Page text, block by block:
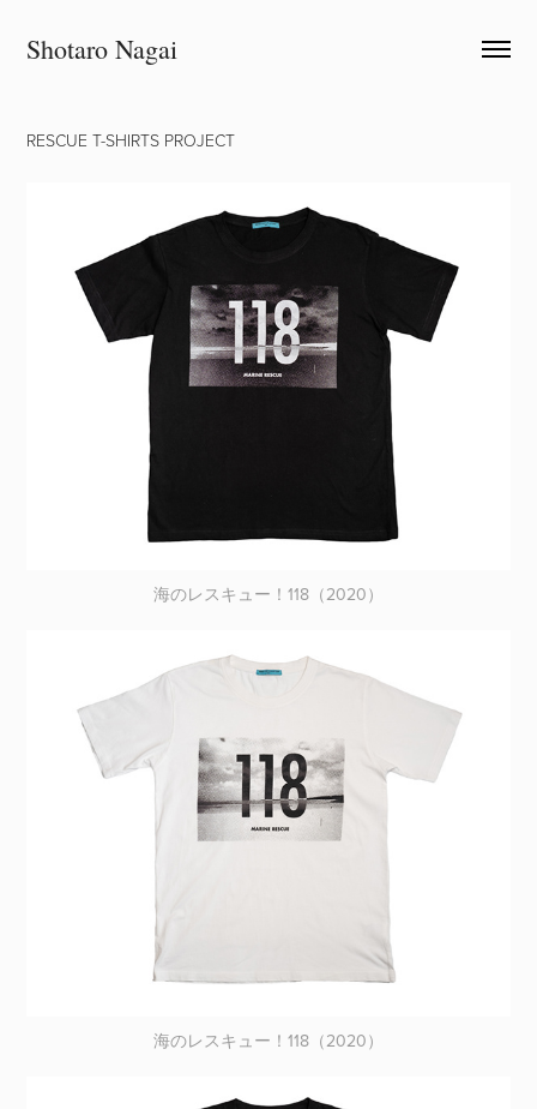
Shotaro Nagai
RESCUE T-SHIRTS PROJECT
海のレスキュー！118（2020）
海のレスキュー！118（2020）